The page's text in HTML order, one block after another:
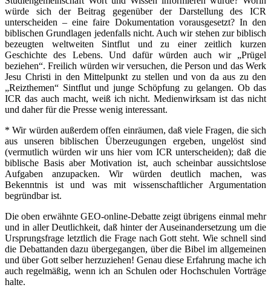
würde sich der Beitrag gegenüber der Darstellung des ICR
unterscheiden – eine faire Dokumentation vorausgesetzt? In den
biblischen Grundlagen jedenfalls nicht. Auch wir stehen zur biblisch
bezeugten weltweiten Sintflut und zu einer zeitlich kurzen
Geschichte des Lebens. Und dafür würden auch wir „Prügel
beziehen“. Freilich würden wir versuchen, die Person und das Werk
Jesu Christi in den Mittelpunkt zu stellen und von da aus zu den
„Reizthemen“ Sintflut und junge Schöpfung zu gelangen. Ob das
ICR das auch macht, weiß ich nicht. Medienwirksam ist das nicht
und daher für die Presse wenig interessant.
* Wir würden außerdem offen einräumen, daß viele Fragen, die sich
aus unseren biblischen Überzeugungen ergeben, ungelöst sind
(vermutlich würden wir uns hier vom ICR unterscheiden); daß die
biblische Basis aber Motivation ist, auch scheinbar aussichtslose
Aufgaben anzupacken. Wir würden deutlich machen, was
Bekenntnis ist und was mit wissenschaftlicher Argumentation
begründbar ist.
Die oben erwähnte GEO-online-Debatte zeigt übrigens einmal mehr
und in aller Deutlichkeit, daß hinter der Auseinandersetzung um die
Ursprungsfrage letztlich die Frage nach Gott steht. Wie schnell sind
die Debattanden dazu übergegangen, über die Bibel im allgemeinen
und über Gott selber herzuziehen! Genau diese Erfahrung mache ich
auch regelmäßig, wenn ich an Schulen oder Hochschulen Vorträge
halte.